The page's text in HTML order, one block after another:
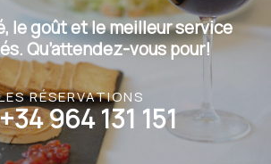
le goût et le meilleur service
Qu’attendez-vous pour!
RÉSERVATIONS
+34 964 131 151